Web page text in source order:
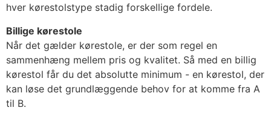
hver kørestolstype stadig forskellige fordele.
Billige kørestole
Når det gælder kørestole, er der som regel en
sammenhæng mellem pris og kvalitet. Så med en billig
kørestol får du det absolutte minimum - en kørestol, der
kan løse det grundlæggende behov for at komme fra A
til B.